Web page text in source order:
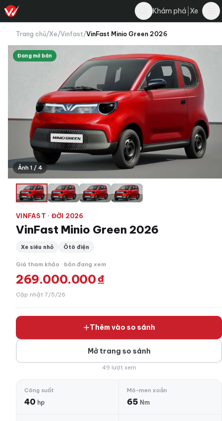
Khám phá Xe
Trang chủ/Xe/Vinfast/VinFast Minio Green 2026
Đang mở bán
Ảnh 1 / 4
VINFAST · ĐỜI 2026
VinFast Minio Green 2026
Xe siêu nhỏ Ôtô điện
Giá tham khảo · bản đang xem
269.000.000 ₫
Cập nhật 7/5/26
Thêm vào so sánh
Mở trang so sánh
49 lượt xem
Công suất
40 hp
Mô-men xoắn
65 Nm